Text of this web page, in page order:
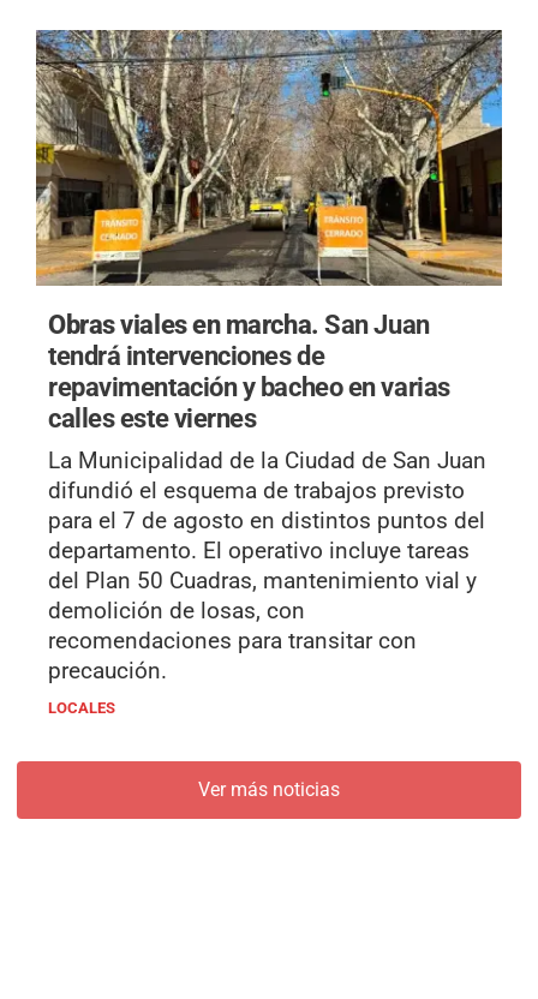
Obras viales en marcha.San Juan
tendrá intervenciones de
repavimentación y bacheo en varias
calles este viernes
La Municipalidad de la Ciudad de San Juan
difundió el esquema de trabajos previsto
para el 7 de agosto en distintos puntos del
departamento. El operativo incluye tareas
del Plan 50 Cuadras, mantenimiento vial y
demolición de losas, con
recomendaciones para transitar con
precaución.
LOCALES
Ver más noticias